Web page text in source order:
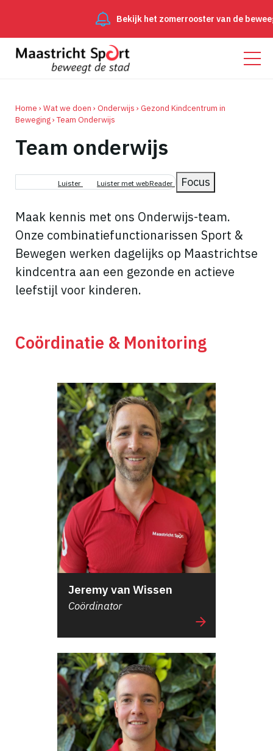
Bekijk het zomerrooster van de beweeggroepen
Kruimelpad
Home Wat we doen Onderwijs
Gezond Kindcentrum in
Beweging Team Onderwijs
Team onderwijs
Luister Luister met webReader Focus
Maak kennis met ons Onderwijs-team.
Onze combinatiefunctionarissen Sport &
Bewegen werken dagelijks op Maastrichtse
kindcentra aan een gezonde en actieve
leefstijl voor kinderen.
Coördinatie & Monitoring
Jeremy van Wissen
Coördinator